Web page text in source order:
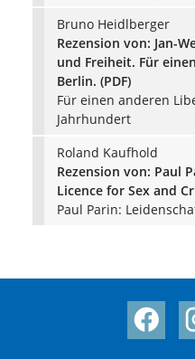
Bruno Heidlberger
Rezension von: Jan-
und Freiheit. Für
Berlin. (PDF)
Für einen anderen
Jahrhundert
Roland Kaufhold
Rezension von: Paul
Licence for Sex and
Paul Parin: